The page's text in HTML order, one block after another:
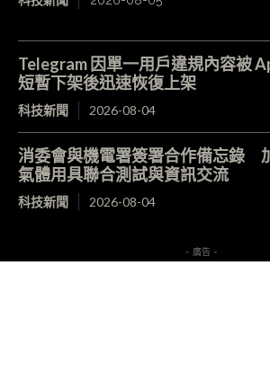
Telegram 因單一用戶違規內容被
短暫下架後迅速恢復上架
科技新聞 2026-08-04
消委會與機電署簽署合作備忘錄
氣體用具聯合測試與資訊交流
科技新聞 2026-08-04
- 廣告 -